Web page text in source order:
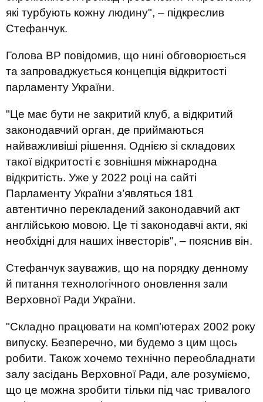
які турбують кожну людину", – підкреслив
Стефанчук.
Голова ВР повідомив, що нині обговорюється
та запроваджується концепція відкритості
парламенту України.
"Це має бути не закритий клуб, а відкритий
законодавчий орган, де приймаються
найважливіші рішення. Однією зі складових
такої відкритості є зовнішня міжнародна
відкритість. Уже у 2022 році на сайті
Парламенту України з’являться 181
автентично перекладений законодавчий акт
англійською мовою. Це ті законодавчі акти, які
необхідні для наших інвесторів", – пояснив він.
Стефанчук зауважив, що на порядку денному
й питання технологічного оновлення зали
Верховної Ради України.
"Складно працювати на комп’ютерах 2002 року
випуску. Безперечно, ми будемо з цим щось
робити. Також хочемо технічно переобладнати
залу засідань Верховної Ради, але розуміємо,
що це можна зробити тільки під час тривалого